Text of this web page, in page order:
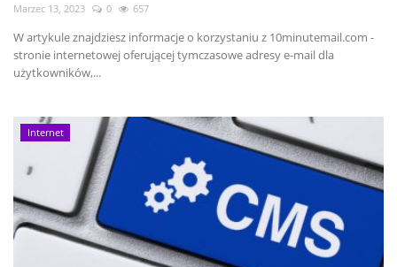
Marzec 13, 2023 0 657
W artykule znajdziesz informacje o korzystaniu z 10minutemail.com -
stronie internetowej oferującej tymczasowe adresy e-mail dla
użytkowników,...
Internet